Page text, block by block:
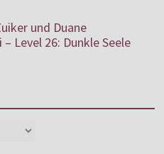
und Duane
Level 26: Dunkle Seele